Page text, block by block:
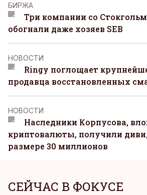
БИРЖА
Три компании со
обогнали даже хозяев SEB
НОВОСТИ
Ringy поглощает
продавца восстановленных
НОВОСТИ
Наследники Корпусова,
криптовалюты, получили
размере 30 миллионов
СЕЙЧАС В ФОКУСЕ